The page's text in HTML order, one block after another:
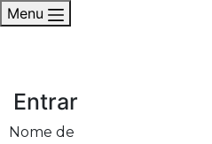
Menu
Entrar
Nome de